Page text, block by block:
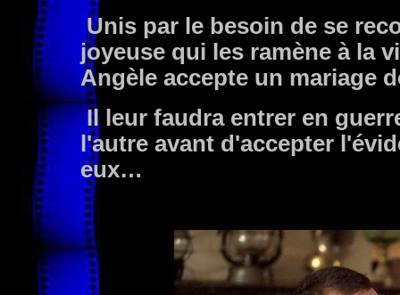
Unis par le besoin de se
joyeuse qui les ramène à la
Angèle accepte un mariage
Il leur faudra entrer en
l'autre avant d'accepter
eux…